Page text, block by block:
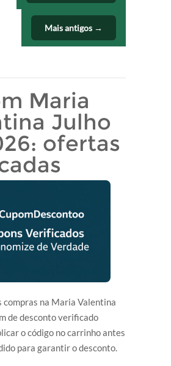
Mais antigos →
Maria
Julho
ofertas
compras na Maria Valentina
de desconto verificado
o código no carrinho antes
para garantir o desconto.